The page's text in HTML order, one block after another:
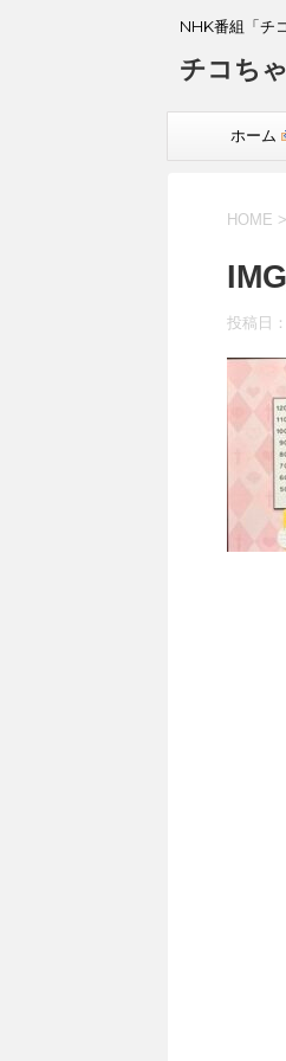
NHK番組「チ
チコち
ホーム
HOME >
投稿日：